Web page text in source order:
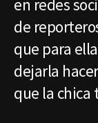
en redes
de
que para
dejarla
que la chica